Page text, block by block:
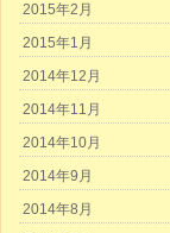
2015年2月
2015年1月
2014年12月
2014年11月
2014年10月
2014年9月
2014年8月